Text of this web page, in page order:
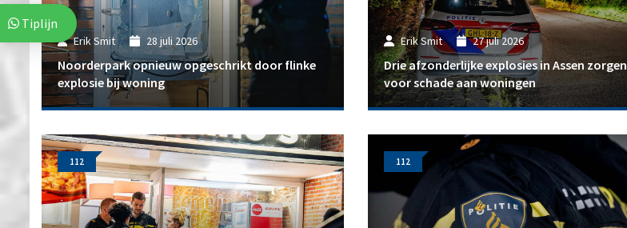
Erik Smit 28 juli 2026
Noorderpark opnieuw opgeschrikt door flinke
explosie bij woning
Erik Smit 27 juli 2026
Drie afzonderlijke explosies in Assen zorgen
voor schade aan woningen
112 112
Tiplijn